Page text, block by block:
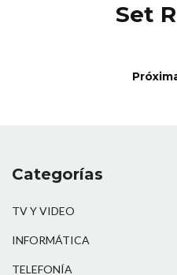
Set
Categorías
TV Y VIDEO
INFORMÁTICA
TELEFONÍA